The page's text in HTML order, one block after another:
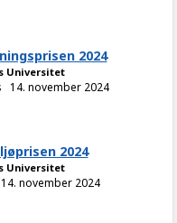
2024
Universitet
14. november 2024
2024
Universitet
14. november 2024